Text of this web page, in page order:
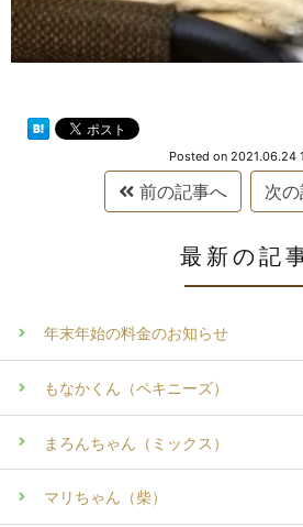
Posted on 2021.06.24
前の記事へ 次
最新の記
年末年始の料金のお知らせ
もなかくん（ペキニーズ）
まろんちゃん（ミックス）
マリちゃん（柴）